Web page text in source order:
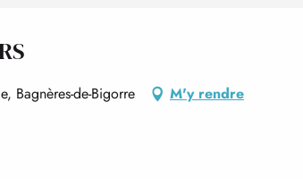
Bagnères-de-Bigorre M'y rendre